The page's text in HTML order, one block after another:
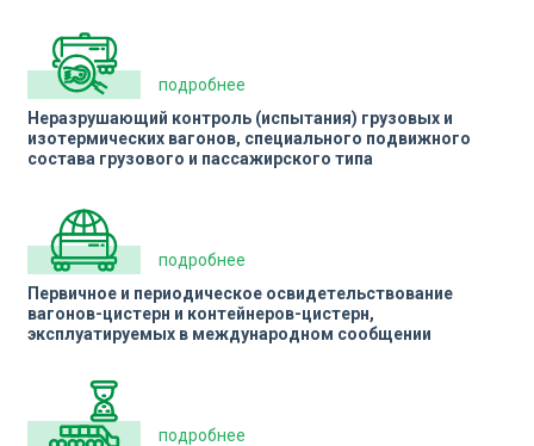
подробнее
Неразрушающий контроль (испытания) грузовых и
изотермических вагонов, специального подвижного
состава грузового и пассажирского типа
подробнее
Первичное и периодическое освидетельствование
вагонов-цистерн и контейнеров-цистерн,
эксплуатируемых в международном сообщении
подробнее